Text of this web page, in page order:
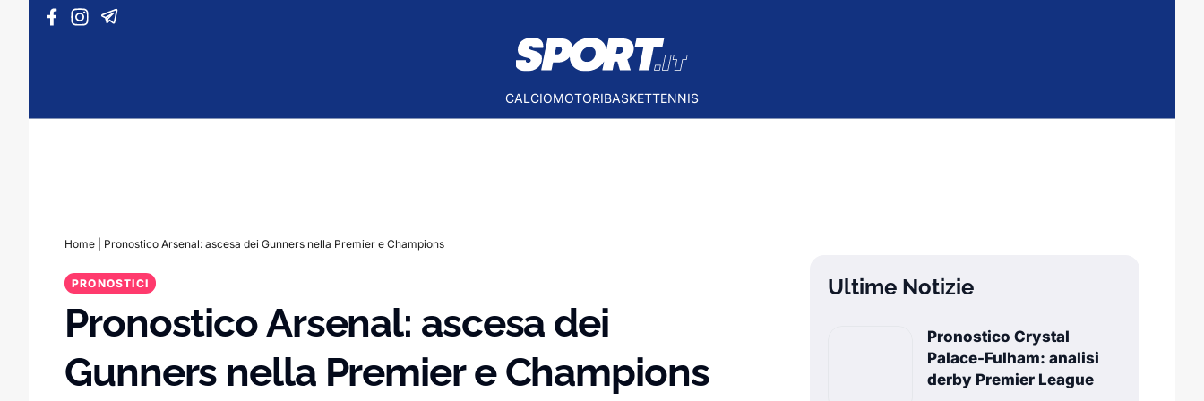
Vai al contenuto
CALCIOMOTORIBASKETTENNIS
Home Pronostico Arsenal: ascesa dei Gunners nella Premier e Champions
PRONOSTICI
Pronostico Arsenal: ascesa dei
Gunners nella Premier e Champions
Ultime Notizie
Pronostico Crystal
Palace-Fulham: analisi
derby Premier League